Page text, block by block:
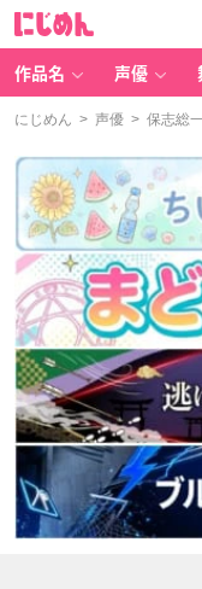
作品名 声優
にじめん > 声優 > 保志総